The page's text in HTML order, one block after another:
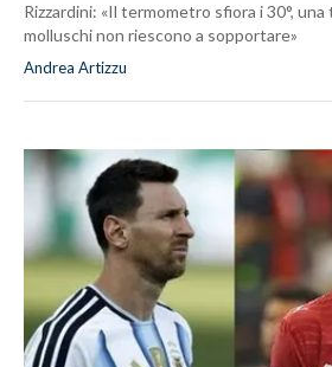
Rizzardini: «Il termometro sfiora i 30°,
molluschi non riescono a sopportare»
Andrea Artizzu